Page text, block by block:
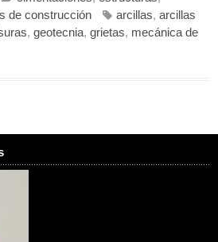
de construcción arcillas, arcillas
, geotecnia, grietas, mecánica de